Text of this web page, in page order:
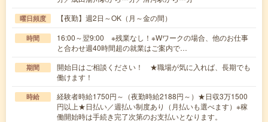
曜日頻度 【夜勤】週2日～OK（月～金の間）
時間
16:00～翌9:00 ※残業なし！※Wワークの場合、他のお仕事
と合わせ週40時間超の就業はご案内で…
期間
開始日はご相談ください！ ★職場が気に入れば、長期でも
働けます！
時給
経験者時給1750円～（夜勤時給2188円～）★日収3万1500
円以上★日払い／週払い制度あり（月払いも選べます）※稼
働開始時は手続き完了次第のお支払いとなります。